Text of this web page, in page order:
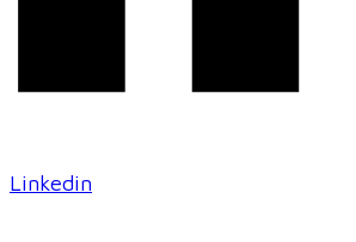
Linkedin